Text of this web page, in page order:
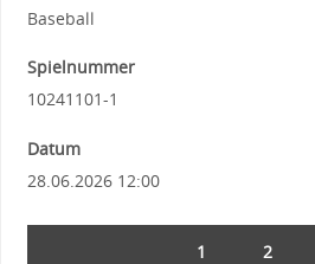
Baseball
Spielnummer
10241101-1
Datum
28.06.2026 12:00
1 2